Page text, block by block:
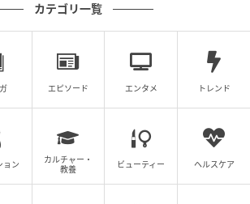
の情報です
どもの実名と顔を晒すママ、大丈夫か
んて心配していたら。
カテゴリ一覧
エピソード エンタメ トレンド
ョン
カルチャー・
教養
ビューティー ヘルスケア